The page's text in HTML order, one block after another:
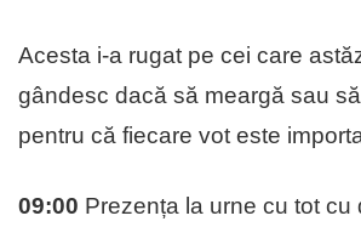
Acesta i-a rugat pe cei care
gândesc dacă să meargă sau
pentru că fiecare vot este
09:00 Prezența la urne cu tot cu